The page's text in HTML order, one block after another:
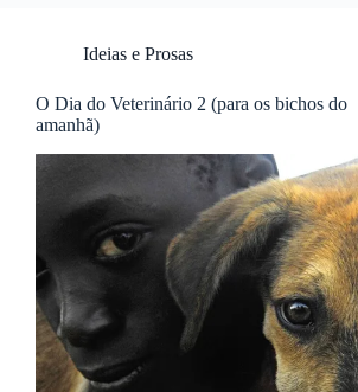
Ideias e Prosas
O Dia do Veterinário 2 (para os bichos do
amanhã)